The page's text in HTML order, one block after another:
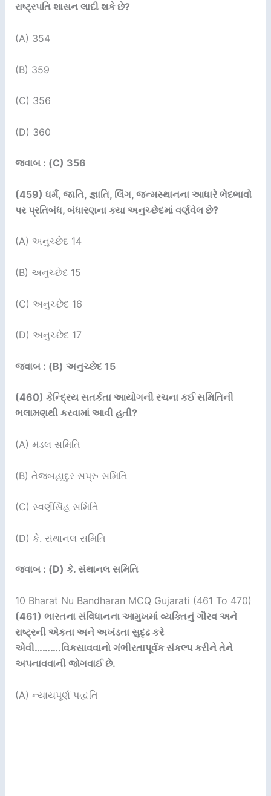
રાષ્ટ્રપતિ શાસન લાદી શકે છે?
(A) 354
(B) 359
(C) 356
(D) 360
જવાબ : (C) 356
(459) ધર્મ, જાતિ, જ્ઞાતિ, લિંગ, જન્મસ્થાનના આધારે ભેદભાવો
પર પ્રતિબંધ, બંધારણના ક્યા અનુચ્છેદમાં વર્ણવેલ છે?
(A) અનુચ્છેદ 14
(B) અનુચ્છેદ 15
(C) અનુચ્છેદ 16
(D) અનુચ્છેદ 17
જવાબ : (B) અનુચ્છેદ 15
(460) કેન્દ્રિય સતર્કતા આયોગની રચના કઈ સમિતિની
ભલામણથી કરવામાં આવી હતી?
(A) મંડલ સમિતિ
(B) તેજબહાદુર સપ્રુ સમિતિ
(C) સ્વર્ણસિંહ સમિતિ
(D) કે. સંથાનલ સમિતિ
જવાબ : (D) કે. સંથાનલ સમિતિ
10 Bharat Nu Bandharan MCQ Gujarati (461 To 470)
(461) ભારતના સંવિધાનના આમુખમાં વ્યક્તિનું ગૌરવ અને
રાષ્ટ્રની એકતા અને અખંડતા સુદૃઢ કરે
એવી……….વિકસાવવાનો ગંભીરતાપૂર્વક સંકલ્પ કરીને તેને
અપનાવવાની જોગવાઈ છે.
(A) ન્યાયપૂર્ણ પદ્ધતિ